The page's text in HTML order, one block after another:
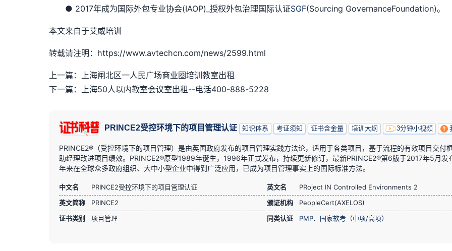
● 2017年成为国际外包专业协会(IAOP)_授权外包治理国际认证SGF(Sourcing GovernanceFoundation)。
本文来自于艾威培训
转载请注明：https://www.avtechcn.com/news/2599.html
上一篇：上海闸北区一人民广场商业圈培训教室出租
下一篇：上海50人以内教室会议室出租--电话400-888-5228
PRINCE2受控环境下的项目管理认证 知识体系 考证须知 证书含金量 培训大纲 3分钟小视频
PRINCE2®（受控环境下的项目管理）是由英国政府发布的项目管理实践方法论，适用于各类项目，基于流程的有效项目交付
助经理改进项目绩效。PRINCE2®原型1989年诞生，1996年正式发布，持续更新修订，最新PRINCE2®第6版于2017年5月发
年来在全球众多政府组织、大中小型企业中得到广泛应用，已成为项目管理事实上的国际标准方法。
中文名 PRINCE2受控环境下的项目管理认证 英文名
PRoject IN Controlled Environments 2
英文简称
PRINCE2 颁证机构
PeopleCert(AXELOS)
证书类别
项目管理 同类认证 PMP、 国家软考（中项/高项）